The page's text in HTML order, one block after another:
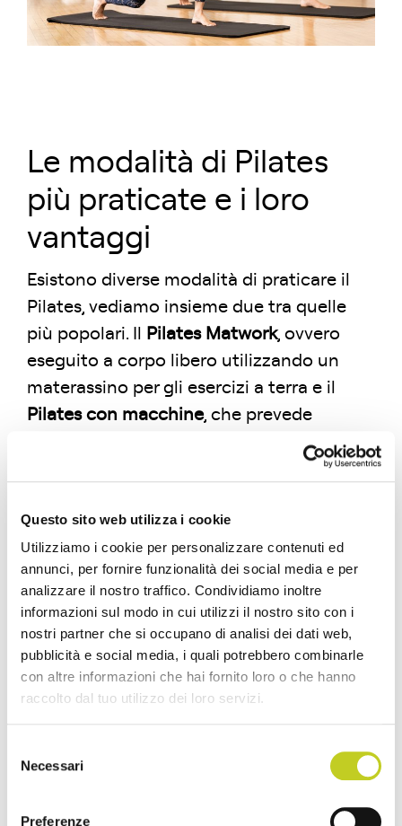
Questo sito web utilizza i cookie
Utilizziamo i cookie per personalizzare contenuti ed
annunci, per fornire funzionalità dei social media e per
analizzare il nostro traffico. Condividiamo inoltre
informazioni sul modo in cui utilizzi il nostro sito con i
nostri partner che si occupano di analisi dei dati web,
pubblicità e social media, i quali potrebbero combinarle
con altre informazioni che hai fornito loro o che hanno
raccolto dal tuo utilizzo dei loro servizi.
delNecessari
Preferenze
Le modalità di Pilates
più praticate e i loro
vantaggi
Esistono diverse modalità di praticare il
Pilates, vediamo insieme due tra quelle
più popolari. Il
Pilates Matwork, ovvero
eseguito a corpo libero utilizzando un
materassino per gli esercizi a terra e il
Pilates con macchine, che prevede
questi, il macchinario più noto
Reformer, costituito da un carrello che
scorre su due binari, collegata a una serie
di molle e barre di supporto (Springbar).
Nello specifico, l’uso del Reformer
presenta il grande vantaggio di poter
eseguire un programma di training mirato
sovraccaricare la schiena. Questo tipo di
maniera estremamente versatile a